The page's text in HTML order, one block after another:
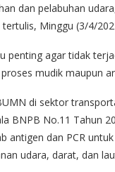
dan pelabuhan
Minggu (3/4/
penting agar tidak
mudik maupun
di sektor
BNPB No.11 Tahun
antigen dan PCR
udara, darat, dan